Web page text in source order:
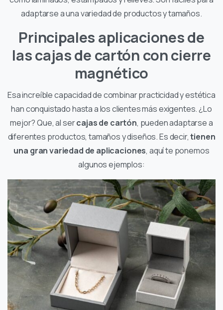
adaptarse a una variedad de productos y tamaños.
Principales aplicaciones de
las cajas de cartón con cierre
magnético
Esa increíble capacidad de combinar practicidad y estética
han conquistado hasta a los clientes más exigentes. ¿Lo
mejor? Que, al sercajas de cartón, pueden adaptarse a
diferentes productos, tamaños y diseños. Es decir,tienen
una gran variedad de aplicaciones, aquí te ponemos
algunos ejemplos: